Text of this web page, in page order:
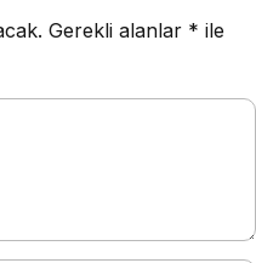
Gerekli alanlar * ile